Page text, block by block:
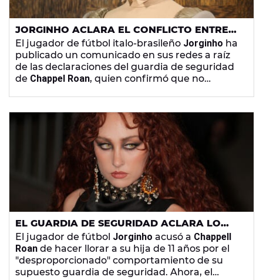
JORGINHO ACLARA EL CONFLICTO ENTRE
CHAPPEL ROAN Y SU HIJA: "FUE UN
MALENTENDIDO"
El jugador de fútbol italo-brasileño Jorginho ha
publicado un comunicado en sus redes a raíz
de las declaraciones del guardia de seguridad
de Chappel Roan, quien confirmó que no
EL GUARDIA DE SEGURIDAD ACLARA LO
OCURRIDO ENTRE CHAPPELL ROAN Y LA
HIJA DE JORGINHO: "ASUMO LA
RESPONSABILIDAD"
El jugador de fútbol Jorginho acusó a Chappell
Roan de hacer llorar a su hija de 11 años por el
"desproporcionado" comportamiento de su
supuesto guardia de seguridad. Ahora, el